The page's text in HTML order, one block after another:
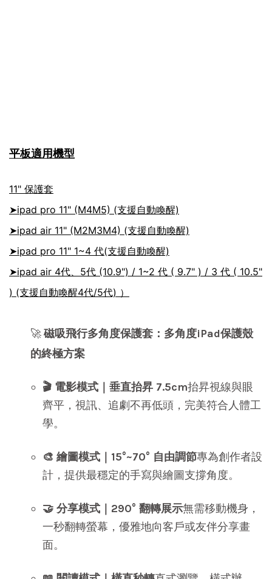
平板適用機型
11" 保護套
➤ipad pro 11" (M4M5) (支援自動喚醒)
➤ipad air 11" (M2M3M4) (支援自動喚醒)
➤ipad pro 11" 1~4 代(支援自動喚醒)
➤ipad air 4代、5代 (10.9") / 1~2 代 ( 9.7" ) / 3 代 ( 10.5"
) (支援自動喚醒4代/5代) ）
🚀磁吸飛行多角度保護套：多角度iPad保護殼
的終極方案
🎬 電影模式｜垂直抬昇 7.5cm抬昇視線與眼
齊平，視訊、追劇不再低頭，完美符合人體工
學。
🎨 繪圖模式｜15°~70° 自由調節專為創作者設
計，提供最穩定的手寫與繪圖支撐角度。
🤝 分享模式｜290° 翻轉展示無需移動機身，
一秒翻轉螢幕，優雅地向客戶或友伴分享畫
面。